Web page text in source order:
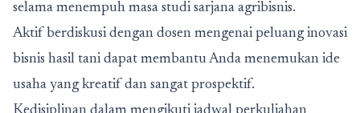
selama menempuh masa studi sarjana agribisnis.
Aktif berdiskusi dengan dosen mengenai peluang inovasi
bisnis hasil tani dapat membantu Anda menemukan ide
usaha yang kreatif dan sangat prospektif.